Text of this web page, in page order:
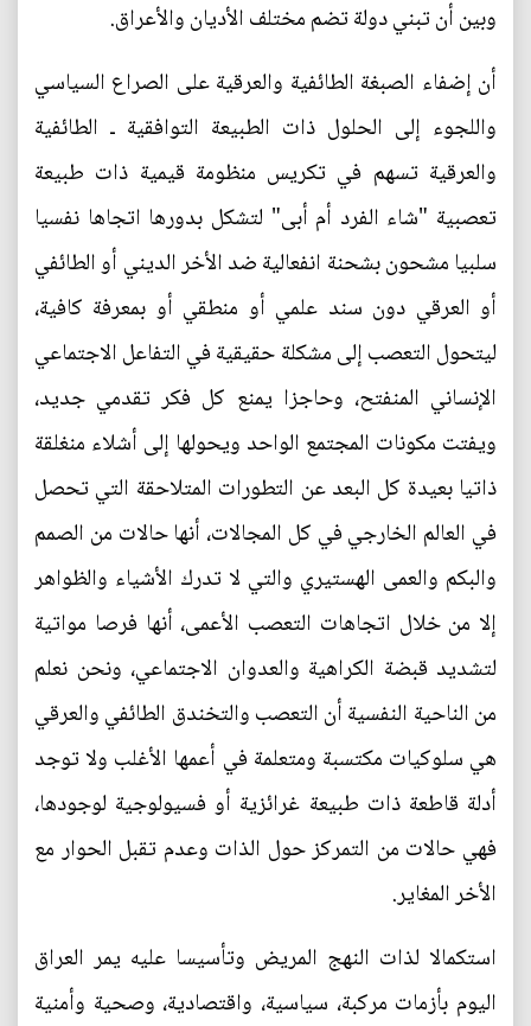
وبين أن تبني دولة تضم مختلف الأديان والأعراق.
أن إضفاء الصبغة الطائفية والعرقية على الصراع السياسي
واللجوء إلى الحلول ذات الطبيعة التوافقية ـ الطائفية
والعرقية تسهم في تكريس منظومة قيمية ذات طبيعة
تعصبية "شاء الفرد أم أبى" لتشكل بدورها اتجاها نفسيا
سلبيا مشحون بشحنة انفعالية ضد الأخر الديني أو الطائفي
أو العرقي دون سند علمي أو منطقي أو بمعرفة كافية،
ليتحول التعصب إلى مشكلة حقيقية في التفاعل الاجتماعي
الإنساني المنفتح، وحاجزا يمنع كل فكر تقدمي جديد،
ويفتت مكونات المجتمع الواحد ويحولها إلى أشلاء منغلقة
ذاتيا بعيدة كل البعد عن التطورات المتلاحقة التي تحصل
في العالم الخارجي في كل المجالات، أنها حالات من الصمم
والبكم والعمى الهستيري والتي لا تدرك الأشياء والظواهر
إلا من خلال اتجاهات التعصب الأعمى، أنها فرصا مواتية
لتشديد قبضة الكراهية والعدوان الاجتماعي، ونحن نعلم
من الناحية النفسية أن التعصب والتخندق الطائفي والعرقي
هي سلوكيات مكتسبة ومتعلمة في أعمها الأغلب ولا توجد
أدلة قاطعة ذات طبيعة غرائزية أو فسيولوجية لوجودها،
فهي حالات من التمركز حول الذات وعدم تقبل الحوار مع
الأخر المغاير.
استكمالا لذات النهج المريض وتأسيسا عليه يمر العراق
اليوم بأزمات مركبة، سياسية، واقتصادية، وصحية وأمنية